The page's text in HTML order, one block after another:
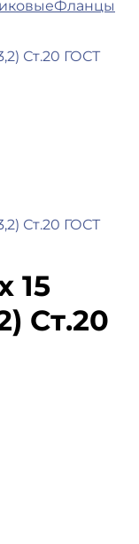
Фланцы
Ст.20 ГОСТ
Ст.20 ГОСТ
15
Ст.20